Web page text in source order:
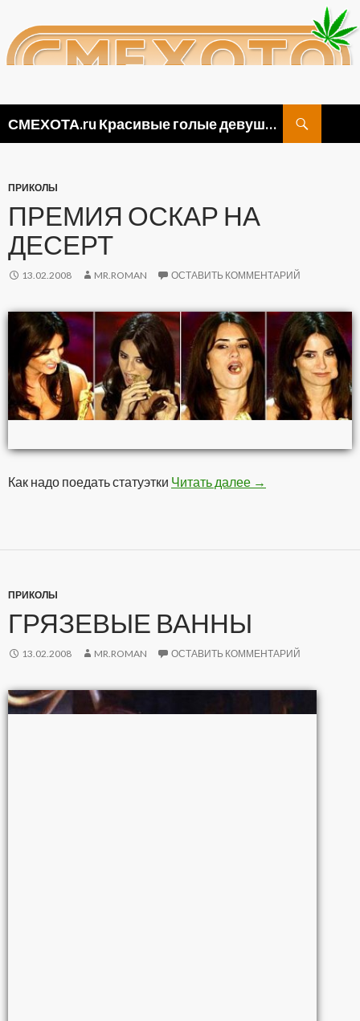
СМЕХОТА.ru Красивые голые девушки, прикольные картинки ню и видео приколы
ПРИКОЛЫ
ПРЕМИЯ ОСКАР НА
ДЕСЕРТ
13.02.2008 MR.ROMAN ОСТАВИТЬ КОММЕНТАРИЙ
Как надо поедать статуэтки Читать далее Премия Оскар на
→
ПРИКОЛЫ
ГРЯЗЕВЫЕ ВАННЫ
13.02.2008 MR.ROMAN ОСТАВИТЬ КОММЕНТАРИЙ